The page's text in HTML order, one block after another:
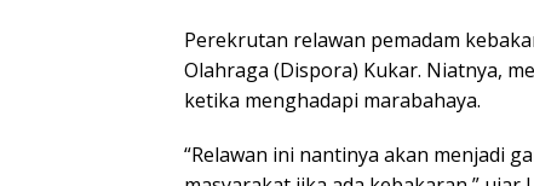
Perekrutan relawan pemadam
Olahraga (Dispora) Kukar. Niatnya,
ketika menghadapi marabahaya.
“Relawan ini nantinya akan menjadi